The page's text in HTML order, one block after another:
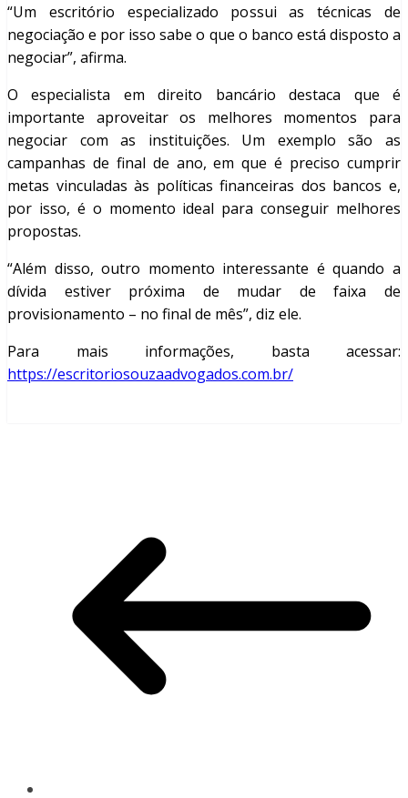
“Um escritório especializado possui as técnicas de
negociação e por isso sabe o que o banco está disposto a
negociar”, afirma.
O especialista em direito bancário destaca que é
importante aproveitar os melhores momentos para
negociar com as instituições. Um exemplo são as
campanhas de final de ano, em que é preciso cumprir
metas vinculadas às políticas financeiras dos bancos e,
por isso, é o momento ideal para conseguir melhores
propostas.
“Além disso, outro momento interessante é quando a
dívida estiver próxima de mudar de faixa de
provisionamento – no final de mês”, diz ele.
Para mais informações, basta acessar:
https://escritoriosouzaadvogados.com.br/